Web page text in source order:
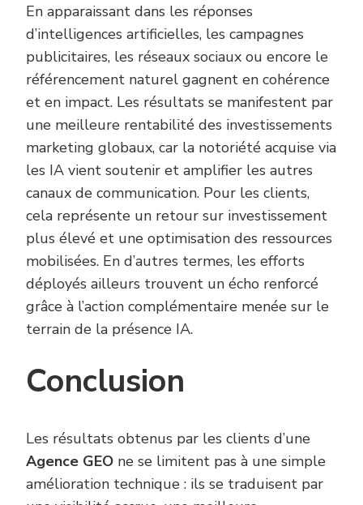
En apparaissant dans les réponses
d’intelligences artificielles, les campagnes
publicitaires, les réseaux sociaux ou encore le
référencement naturel gagnent en cohérence
et en impact. Les résultats se manifestent par
une meilleure rentabilité des investissements
marketing globaux, car la notoriété acquise via
les IA vient soutenir et amplifier les autres
canaux de communication. Pour les clients,
cela représente un retour sur investissement
plus élevé et une optimisation des ressources
mobilisées. En d’autres termes, les efforts
déployés ailleurs trouvent un écho renforcé
grâce à l’action complémentaire menée sur le
terrain de la présence IA.
Conclusion
Les résultats obtenus par les clients d’une
Agence GEO ne se limitent pas à une simple
amélioration technique : ils se traduisent par